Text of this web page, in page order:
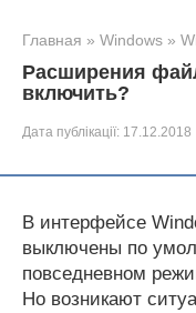
Главная » Windows »
Расширения
включить?
Дата публікації: 17.12.2018
В интерфейсе
выключены по
повседневном
Но возникают